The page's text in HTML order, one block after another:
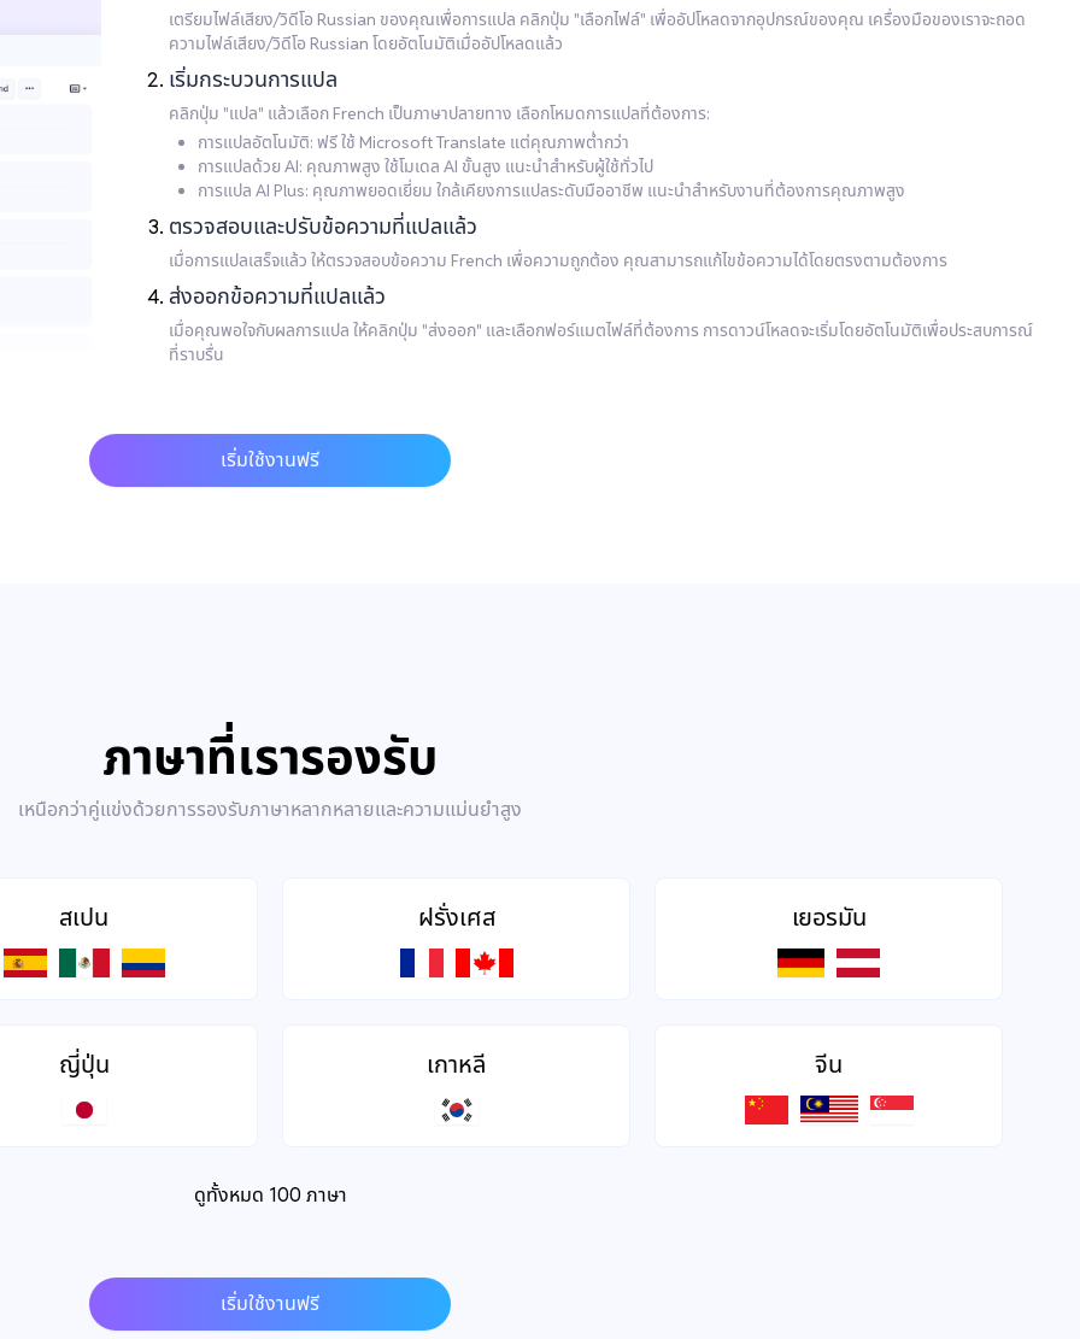
เตรียมไฟล์เสียง/วิดีโอ Russian ของคุณเพื่อการแปล คลิกปุ่ม "เลือกไฟล์" เพื่ออัปโหลดจากอุปกรณ์ของคุณ เครื่องมือของเราจะถอด
ความไฟล์เสียง/วิดีโอ Russian โดยอัตโนมัติเมื่ออัปโหลดแล้ว
เริ่มกระบวนการแปล
คลิกปุ่ม "แปล" แล้วเลือก French เป็นภาษาปลายทาง เลือกโหมดการแปลที่ต้องการ:
การแปลอัตโนมัติ: ฟรี ใช้ Microsoft Translate แต่คุณภาพต่ำกว่า
การแปลด้วย AI: คุณภาพสูง ใช้โมเดล AI ขั้นสูง แนะนำสำหรับผู้ใช้ทั่วไป
การแปล AI Plus: คุณภาพยอดเยี่ยม ใกล้เคียงการแปลระดับมืออาชีพ แนะนำสำหรับงานที่ต้องการคุณภาพสูง
ตรวจสอบและปรับข้อความที่แปลแล้ว
เมื่อการแปลเสร็จแล้ว ให้ตรวจสอบข้อความ French เพื่อความถูกต้อง คุณสามารถแก้ไขข้อความได้โดยตรงตามต้องการ
ส่งออกข้อความที่แปลแล้ว
เมื่อคุณพอใจกับผลการแปล ให้คลิกปุ่ม "ส่งออก" และเลือกฟอร์แมตไฟล์ที่ต้องการ การดาวน์โหลดจะเริ่มโดยอัตโนมัติเพื่อประสบการณ์
ที่ราบรื่น
เริ่มใช้งานฟรี
ภาษาที่เรารองรับ
เหนือกว่าคู่แข่งด้วยการรองรับภาษาหลากหลายและความแม่นยำสูง
สเปน ฝรั่งเศส เยอรมัน
ญี่ปุ่น เกาหลี จีน
ดูทั้งหมด 100 ภาษา
เริ่มใช้งานฟรี